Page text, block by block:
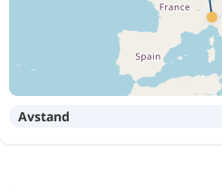
Avstand